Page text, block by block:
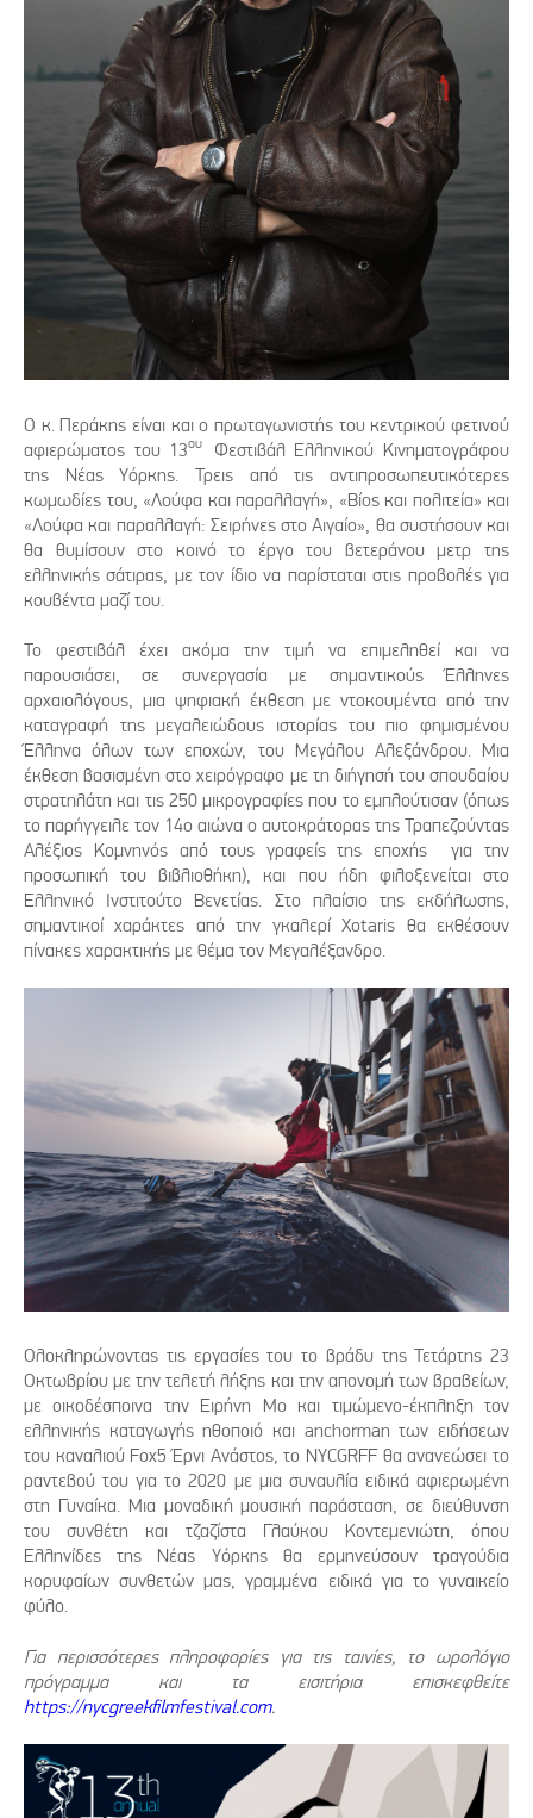
Ο κ. Περάκης είναι και ο πρωταγωνιστής του κεντρικού φετινού
αφιερώματος του 13ου
Φεστιβάλ Ελληνικού Κινηματογράφου
της Νέας Υόρκης. Τρεις από τις αντιπροσωπευτικότερες
κωμωδίες του, «Λούφα και παραλλαγή», «Βίος και πολιτεία» και
«Λούφα και παραλλαγή: Σειρήνες στο Αιγαίο», θα συστήσουν και
θα θυμίσουν στο κοινό το έργο του βετεράνου μετρ της
ελληνικής σάτιρας, με τον ίδιο να παρίσταται στις προβολές για
κουβέντα μαζί του.
Το φεστιβάλ έχει ακόμα την τιμή να επιμεληθεί και να
παρουσιάσει, σε συνεργασία με σημαντικούς Έλληνες
αρχαιολόγους, μια ψηφιακή έκθεση με ντοκουμέντα από την
καταγραφή της μεγαλειώδους ιστορίας του πιο φημισμένου
Έλληνα όλων των εποχών, του Μεγάλου Αλεξάνδρου. Μια
έκθεση βασισμένη στο χειρόγραφο με τη διήγησή του σπουδαίου
στρατηλάτη και τις 250 μικρογραφίες που το εμπλούτισαν (όπως
το παρήγγειλε τον 14ο αιώνα ο αυτοκράτορας της Τραπεζούντας
Αλέξιος Κομνηνός από τους γραφείς της εποχής για την
προσωπική του βιβλιοθήκη), και που ήδη φιλοξενείται στο
Ελληνικό Ινστιτούτο Βενετίας. Στο πλαίσιο της εκδήλωσης,
σημαντικοί χαράκτες από την γκαλερί Xotaris θα εκθέσουν
πίνακες χαρακτικής με θέμα τον Μεγαλέξανδρο.
Ολοκληρώνοντας τις εργασίες του το βράδυ της Τετάρτης 23
Οκτωβρίου με την τελετή λήξης και την απονομή των βραβείων,
με οικοδέσποινα την Ειρήνη Μο και τιμώμενο-έκπληξη τον
ελληνικής καταγωγής ηθοποιό και anchorman των ειδήσεων
του καναλιού Fox5 Έρνι Ανάστος, το NYCGRFF θα ανανεώσει το
ραντεβού του για το 2020 με μια συναυλία ειδικά αφιερωμένη
στη Γυναίκα. Μια μοναδική μουσική παράσταση, σε διεύθυνση
του συνθέτη και τζαζίστα Γλαύκου Κοντεμενιώτη, όπου
Ελληνίδες της Νέας Υόρκης θα ερμηνεύσουν τραγούδια
κορυφαίων συνθετών μας, γραμμένα ειδικά για το γυναικείο
φύλο.
Για περισσότερες πληροφορίες για τις ταινίες, το ωρολόγιο
πρόγραμμα και τα εισιτήρια επισκεφθείτε
https://nycgreekfilmfestival.com.